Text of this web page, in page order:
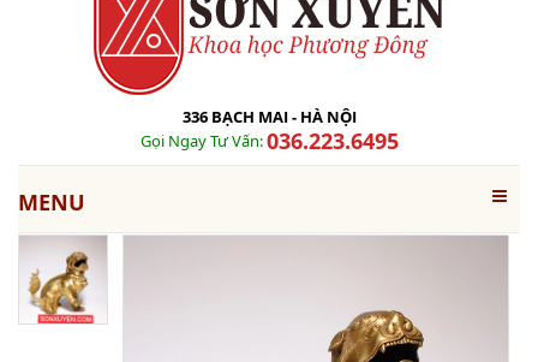
336 BẠCH MAI - HÀ NỘI
Gọi Ngay Tư Vấn:036.223.6495
MENU